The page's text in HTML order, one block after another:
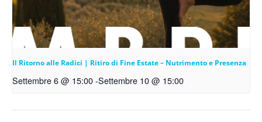
Il Ritorno alle Radici | Ritiro di Fine Estate – Nutrimento e Presenza
Settembre 6 @ 15:00-Settembre 10 @ 15:00